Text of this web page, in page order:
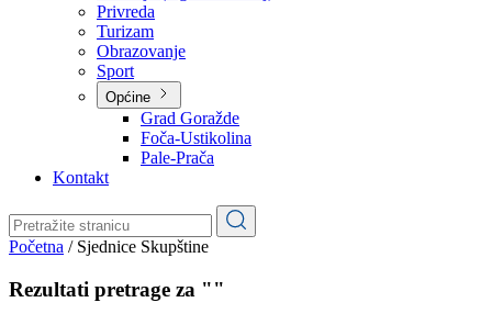
O kantonu
Simboli kantona (Grb, zastava)
Historija (digitalni muzej)
Privreda
Turizam
Obrazovanje
Općine
Pale-Prača
Kontakt
Sjednice Skupštine